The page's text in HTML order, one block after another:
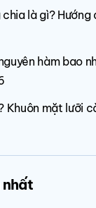
là gì? Hướng
hàm bao
Khuôn mặt lưỡi
nhất